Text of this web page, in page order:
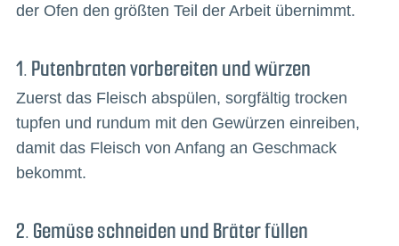
der Ofen den größten Teil der Arbeit übernimmt.
1. Putenbraten vorbereiten und würzen
Zuerst das Fleisch abspülen, sorgfältig trocken
tupfen und rundum mit den Gewürzen einreiben,
damit das Fleisch von Anfang an Geschmack
bekommt.
2. Gemüse schneiden und Bräter füllen